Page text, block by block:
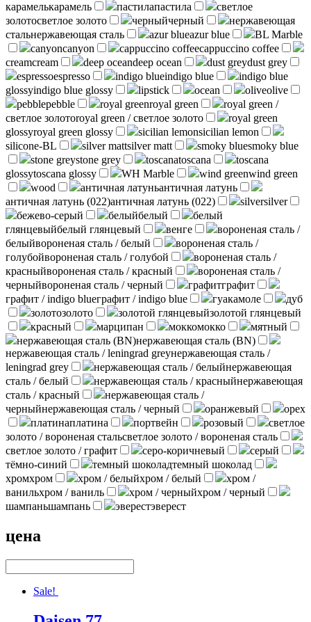
карамелькарамель пастилапастила
светлое
золотосветлое золото черныйчерный
нержавеющая
стальнержавеющая сталь azur blueazur blue
BL Marble
canyoncanyon cappuccino coffeecappuccino coffee
creamcream deep oceandeep ocean dust greydust grey
espressoespresso indigo blueindigo blue
indigo blue
glossyindigo blue glossy lipstick ocean oliveolive
pebblepebble royal greenroyal green
royal green /
светлое золотоroyal green / светлое золото
royal green
glossyroyal green glossy sicilian lemonsicilian lemon
silicone-BL
silver mattsilver matt smoky bluesmoky blue
stone greystone grey toscanatoscana
toscana
glossytoscana glossy WH Marble wind greenwind green
wood
античная латуньантичная латунь
античная латунь (022)античная латунь (022) silversilver
бежево-серый
белыйбелый
белый
глянцевыйбелый глянцевый венге
вороненая сталь /
белыйвороненая сталь / белый
вороненая сталь /
голубойвороненая сталь / голубой
вороненая сталь /
красныйвороненая сталь / красный
вороненая сталь /
черныйвороненая сталь / черный графитграфит
графит / indigo blueграфит / indigo blue гуакамоле
дуб
золотозолото золотой глянцевыйзолотой глянцевый
красный
марципан моккомокко
мятный
нержавеющая сталь (BN)нержавеющая сталь (BN)
нержавеющая сталь / leningrad greyнержавеющая сталь /
leningrad grey
нержавеющая сталь / белыйнержавеющая
сталь / белый
нержавеющая сталь / красныйнержавеющая
сталь / красный
нержавеющая сталь /
черныйнержавеющая сталь / черный оранжевый
орех
платинаплатина портвейн розовый
светлое
золото / вороненая стальсветлое золото / вороненая сталь
светлое золото / графит
серо-коричневый
серый
тёмно-синий
темный шоколадтемный шоколад
хромхром хром / белыйхром / белый
хром /
ванильхром / ваниль хром / черныйхром / черный
шампаньшампань эверестэверест
цена
Sale!